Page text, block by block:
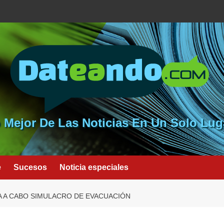
Mejor De Las Noticias En Un Solo
Sucesos Noticia especiales
A CABO SIMULACRO DE EVACUACIÓN